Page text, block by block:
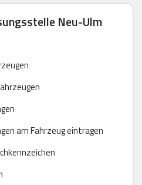
Neu-Ulm
am Fahrzeug eintragen